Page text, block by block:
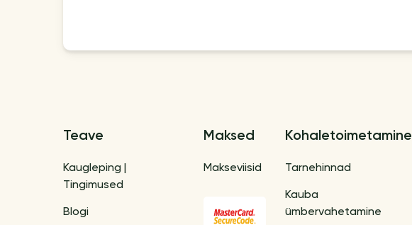
Teave
Kaugleping |
Tingimused
Blogi
Maksed
Makseviisid
Kohaletoimetamine
Tarnehinnad
Kauba
ümbervahetamine